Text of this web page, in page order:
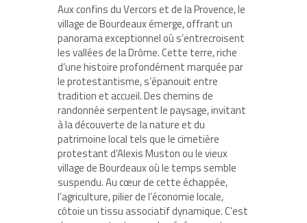
Aux confins du Vercors et de la Provence, le
village de Bourdeaux émerge, offrant un
panorama exceptionnel où s’entrecroisent
les vallées de la Drôme. Cette terre, riche
d’une histoire profondément marquée par
le protestantisme, s’épanouit entre
tradition et accueil. Des chemins de
randonnée serpentent le paysage, invitant
à la découverte de la nature et du
patrimoine local tels que le cimetière
protestant d’Alexis Muston ou le vieux
village de Bourdeaux où le temps semble
suspendu. Au cœur de cette échappée,
l’agriculture, pilier de l’économie locale,
côtoie un tissu associatif dynamique. C’est